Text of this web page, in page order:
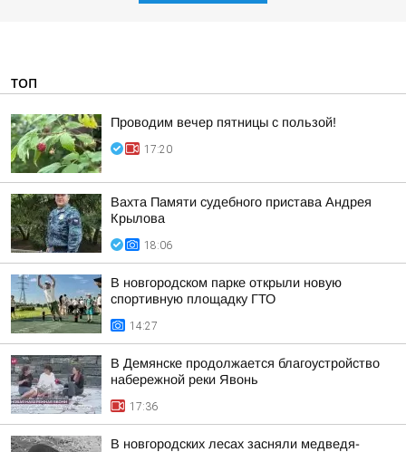
ТОП
Проводим вечер пятницы с пользой!
17:20
Вахта Памяти судебного пристава Андрея
Крылова
18:06
В новгородском парке открыли новую
спортивную площадку ГТО
14:27
В Демянске продолжается благоустройство
набережной реки Явонь
17:36
В новгородских лесах засняли медведя-